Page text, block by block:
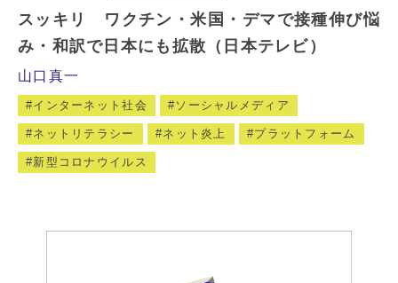
スッキリ ワクチン・米国・デマで接種伸び悩
み・和訳で日本にも拡散（日本テレビ）
山口真一
インターネット社会 ソーシャルメディア
ネットリテラシー ネット炎上 プラットフォーム
新型コロナウイルス